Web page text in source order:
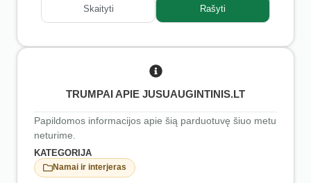
Skaityti Rašyti
TRUMPAI APIE JUSUAUGINTINIS.LT
Papildomos informacijos apie šią parduotuvę šiuo metu
neturime.
KATEGORIJA
Namai ir interjeras